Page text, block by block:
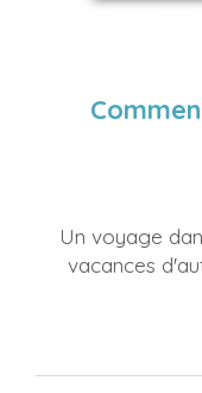
Un voyage
vacances